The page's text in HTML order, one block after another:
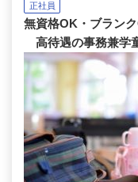
正社員
無資格OK・ブラン
高待遇の事務兼学